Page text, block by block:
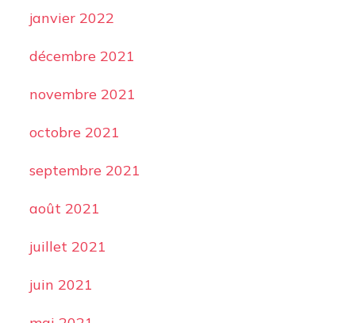
janvier 2022
décembre 2021
novembre 2021
octobre 2021
septembre 2021
août 2021
juillet 2021
juin 2021